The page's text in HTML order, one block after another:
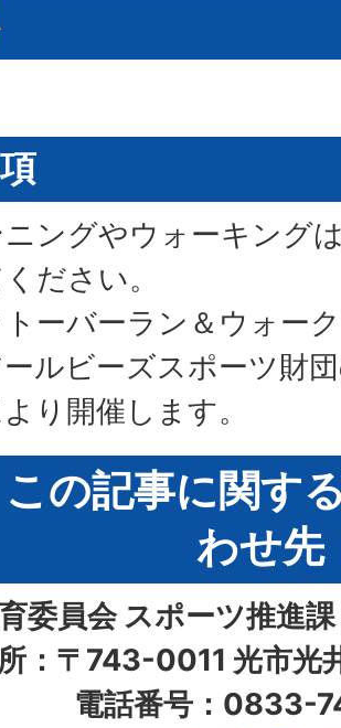
ニングやウォーキング
ださい。
ーバーラン＆ウォー
ールビーズスポーツ財
り開催します。
この記事に関す
わせ先
委員会 スポーツ推進
：〒743-0011 光市光
電話番号：0833-